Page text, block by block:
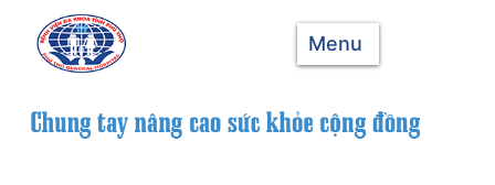
Menu